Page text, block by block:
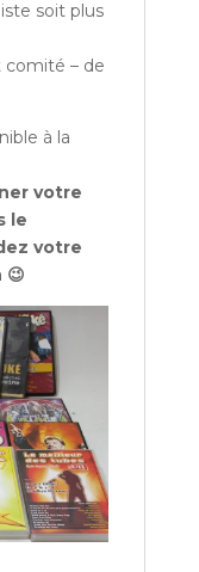
soit plus
comité – de
à la
votre
le
votre